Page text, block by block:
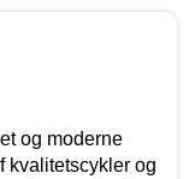
og moderne
kvalitetscykler og